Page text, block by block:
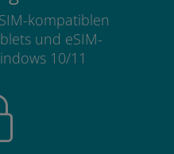
kompatiblen
und eSIM-
10/11